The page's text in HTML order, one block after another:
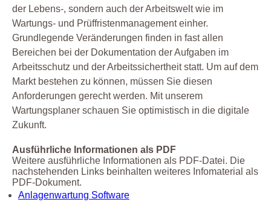
der Lebens-, sondern auch der Arbeitswelt wie im
Wartungs- und Prüffristenmanagement einher.
Grundlegende Veränderungen finden in fast allen
Bereichen bei der Dokumentation der Aufgaben im
Arbeitsschutz und der Arbeitssichertheit statt. Um auf dem
Markt bestehen zu können, müssen Sie diesen
Anforderungen gerecht werden. Mit unserem
Wartungsplaner schauen Sie optimistisch in die digitale
Zukunft.
Ausführliche Informationen als PDF
Weitere ausführliche Informationen als PDF-Datei. Die
nachstehenden Links beinhalten weiteres Infomaterial als
PDF-Dokument.
Anlagenwartung Software